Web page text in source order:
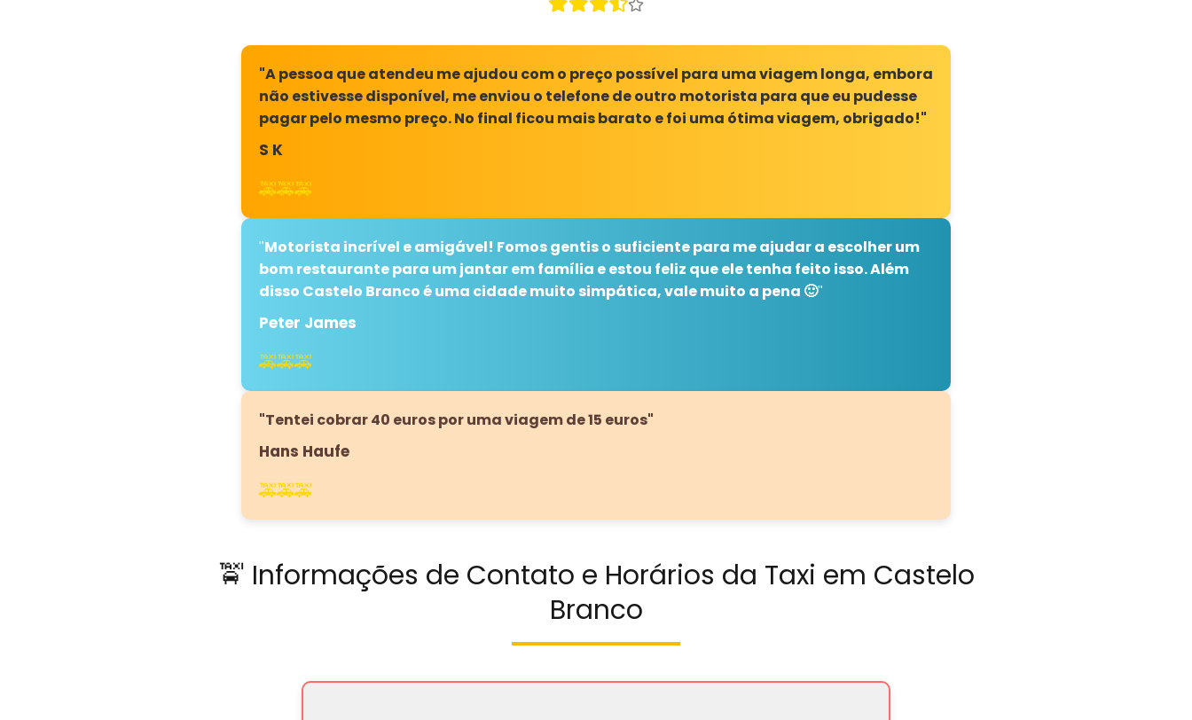
"A pessoa que atendeu me ajudou com o preço possível para uma viagem longa, embora
não estivesse disponível, me enviou o telefone de outro motorista para que eu pudesse
pagar pelo mesmo preço. No final ficou mais barato e foi uma ótima viagem, obrigado!"
S K
🚕🚕🚕
"Motorista incrível e amigável! Fomos gentis o suficiente para me ajudar a escolher um
bom restaurante para um jantar em família e estou feliz que ele tenha feito isso. Além
disso Castelo Branco é uma cidade muito simpática, vale muito a pena 🙂"
Peter James
🚕🚕🚕
"Tentei cobrar 40 euros por uma viagem de 15 euros"
Hans Haufe
🚕🚕🚕
🚖 Informações de Contato e Horários da Taxi em Castelo
Branco